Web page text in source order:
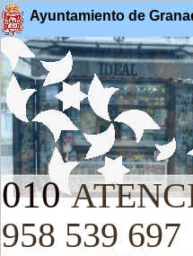
Ayuntamiento de
010
958 539 697